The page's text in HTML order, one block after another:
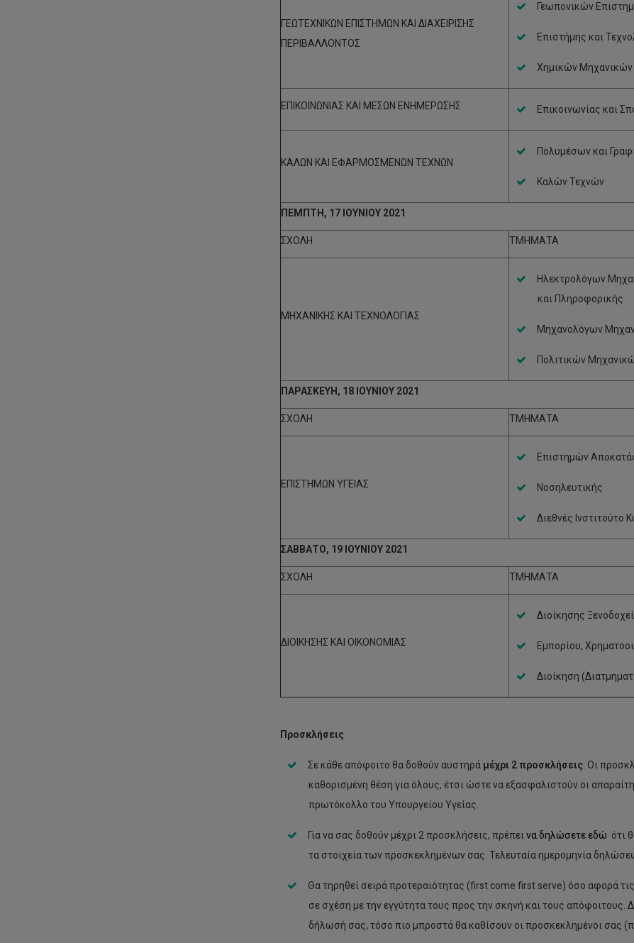
ΓΕΩΤΕΧΝΙΚΩΝ ΕΠΙΣΤΗΜΩΝ ΚΑΙ ΔΙΑΧΕΙΡΙΣΗΣ
ΠΕΡΙΒΑΛΛΟΝΤΟΣ
Γεωπονικών
Επιστήμης και
Χημικών Μηχανικών
ΕΠΙΚΟΙΝΩΝΙΑΣ ΚΑΙ ΜΕΣΩΝ ΕΝΗΜΕΡΩΣΗΣ Επικοινωνίας και
ΚΑΛΩΝ ΚΑΙ ΕΦΑΡΜΟΣΜΕΝΩΝ ΤΕΧΝΩΝ
Πολυμέσων και
Καλών Τεχνών
ΠΕΜΠΤΗ, 17 ΙΟΥΝΙΟΥ 2021
ΣΧΟΛΗ ΤΜΗΜΑΤΑ
ΜΗΧΑΝΙΚΗΣ ΚΑΙ ΤΕΧΝΟΛΟΓΙΑΣ
Ηλεκτρολόγων
και Πληροφορικής
Μηχανολόγων
Πολιτικών
ΠΑΡΑΣΚΕΥΗ, 18 ΙΟΥΝΙΟΥ 2021
ΣΧΟΛΗ ΤΜΗΜΑΤΑ
ΕΠΙΣΤΗΜΩΝ ΥΓΕΙΑΣ
Επιστημών
Νοσηλευτικής
Διεθνές Ινστιτούτο
ΣΑΒΒΑΤΟ, 19 ΙΟΥΝΙΟΥ 2021
ΣΧΟΛΗ ΤΜΗΜΑΤΑ
ΔΙΟΙΚΗΣΗΣ ΚΑΙ ΟΙΚΟΝΟΜΙΑΣ
Διοίκησης
Εμπορίου,
Διοίκηση
Προσκλήσεις
Σε κάθε απόφοιτο θα δοθούν αυστηρά μέχρι 2 προσκλήσεις. Οι
καθορισμένη θέση για όλους, έτσι ώστε να εξασφαλιστούν οι
πρωτόκολλο του Υπουργείου Υγείας.
Για να σας δοθούν μέχρι 2 προσκλήσεις, πρέπει να δηλώσετε εδώ ότι
τα στοιχεία των προσκεκλημένων σας. Τελευταία ημερομηνία
Θα τηρηθεί σειρά προτεραιότητας (first come first serve) όσο αφορά
σε σχέση με την εγγύτητα τους προς την σκηνή και τους
δήλωσή σας, τόσο πιο μπροστά θα καθίσουν οι προσκεκλημένοι σας